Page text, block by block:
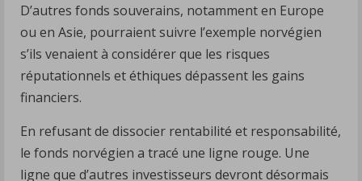
D’autres fonds souverains, notamment en Europe
ou en Asie, pourraient suivre l’exemple norvégien
s’ils venaient à considérer que les risques
réputationnels et éthiques dépassent les gains
financiers.
En refusant de dissocier rentabilité et responsabilité,
le fonds norvégien a tracé une ligne rouge. Une
ligne que d’autres investisseurs devront désormais